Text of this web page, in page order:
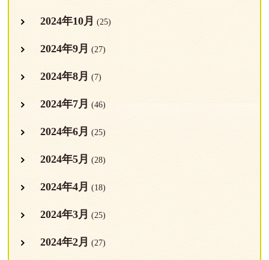
2024年10月 (25)
2024年9月 (27)
2024年8月 (7)
2024年7月 (46)
2024年6月 (25)
2024年5月 (28)
2024年4月 (18)
2024年3月 (25)
2024年2月 (27)